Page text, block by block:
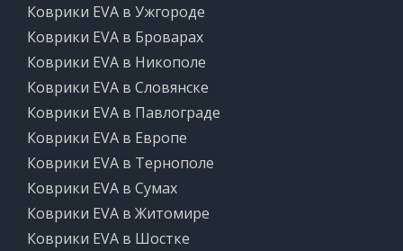
Коврики EVA в Ужгороде
Коврики EVA в Броварах
Коврики EVA в Никополе
Коврики EVA в Словянске
Коврики EVA в Павлограде
Коврики EVA в Европе
Коврики EVA в Тернополе
Коврики EVA в Сумах
Коврики EVA в Житомире
Коврики EVA в Шостке